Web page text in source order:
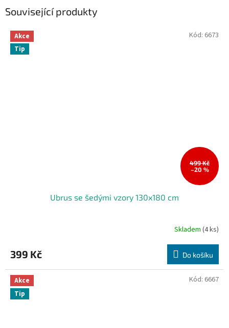
Související produkty
Akce
Tip
499 Kč
–20 %
Ubrus se šedými vzory 130x180 cm
Skladem (4 ks)
399 Kč Do košíku
Kód: 6673
Akce
Tip
Kód: 6667